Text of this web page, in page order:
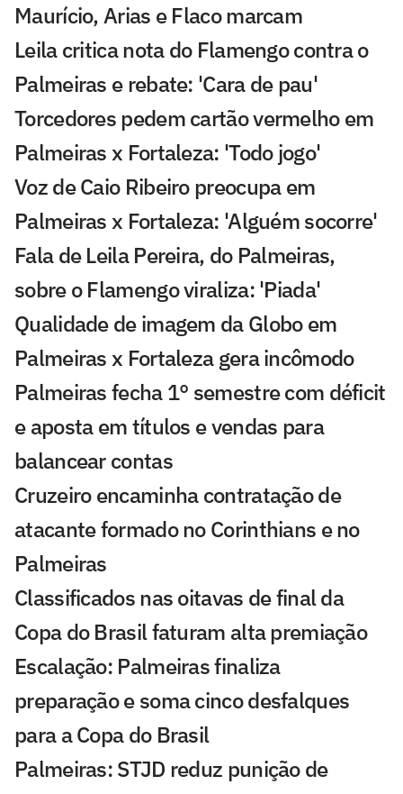
Maurício, Arias e Flaco marcam
Leila critica nota do Flamengo contra o
Palmeiras e rebate: 'Cara de pau'
Torcedores pedem cartão vermelho em
Palmeiras x Fortaleza: 'Todo jogo'
Voz de Caio Ribeiro preocupa em
Palmeiras x Fortaleza: 'Alguém socorre'
Fala de Leila Pereira, do Palmeiras,
sobre o Flamengo viraliza: 'Piada'
Qualidade de imagem da Globo em
Palmeiras x Fortaleza gera incômodo
Palmeiras fecha 1° semestre com déficit
e aposta em títulos e vendas para
balancear contas
Cruzeiro encaminha contratação de
atacante formado no Corinthians e no
Palmeiras
Classificados nas oitavas de final da
Copa do Brasil faturam alta premiação
Escalação: Palmeiras finaliza
preparação e soma cinco desfalques
para a Copa do Brasil
Palmeiras: STJD reduz punição de